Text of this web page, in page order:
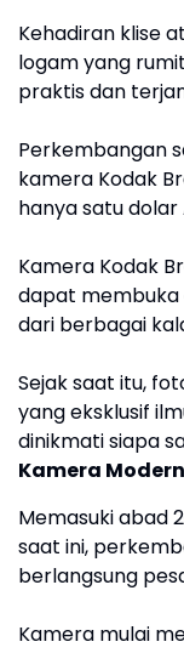
Kehadiran klise
logam yang
praktis dan
Perkembangan
kamera Kodak
hanya satu dolar
Kamera Kodak
dapat membuka
dari berbagai
Sejak saat itu,
yang eksklusif
dinikmati siapa
Kamera
Memasuki abad
saat ini,
berlangsung
Kamera mulai